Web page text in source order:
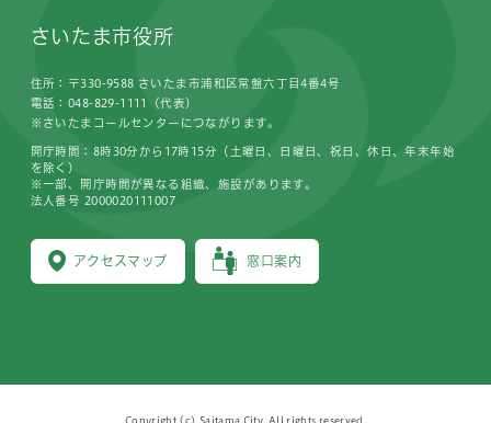
さいたま市役所
住所：〒330-9588 さいたま市浦和区常盤六丁目4番4号
電話：048-829-1111（代表）
※さいたまコールセンターにつながります。
アクセスマップ 窓口案内
開庁時間：8時30分から17時15分（土曜日、日曜日、祝日、休日、年末年始
を除く）
※一部、開庁時間が異なる組織、施設があります。
法人番号 2000020111007
Copyright (c) Saitama City, All rights reserved.